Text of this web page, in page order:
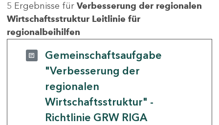
5 Ergebnisse für Verbesserung der regionalen
Wirtschaftsstruktur Leitlinie für
regionalbeihilfen
Gemeinschaftsaufgabe
"Verbesserung der
regionalen
Wirtschaftsstruktur" -
Richtlinie GRW RIGA